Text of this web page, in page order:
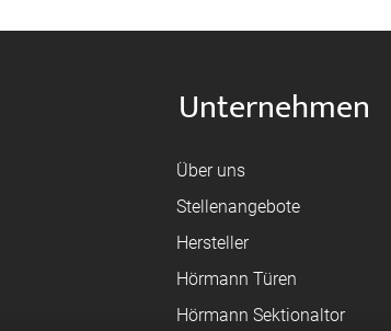
Unternehmen
Über uns
Stellenangebote
Hersteller
Hörmann Türen
Hörmann Sektionaltor